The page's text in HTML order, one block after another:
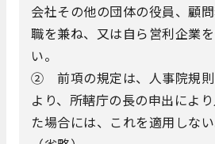
会社その他の団体の役員、顧
職を兼ね、又は自ら営利企業
い。
② 前項の規定は、人事院規則
より、所轄庁の長の申出によ
た場合には、これを適用しない